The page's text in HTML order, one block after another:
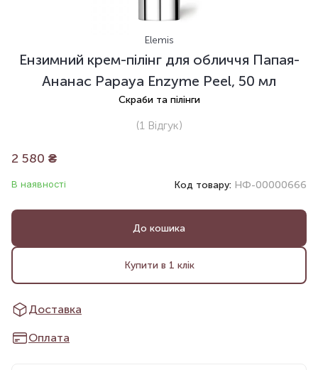
Elemis
Ензимний крем-пілінг для обличчя Папая-
Ананас Papaya Enzyme Peel, 50 мл
Скраби та пілінги
(1Відгук)
2 580 ₴
В наявності Код товару: НФ-00000666
До кошика
Купити в 1 клік
Доставка
Оплата